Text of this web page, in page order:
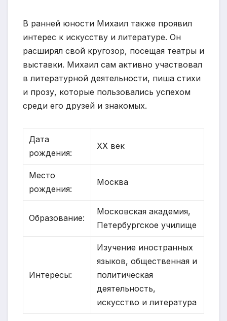
В ранней юности Михаил также проявил
интерес к искусству и литературе. Он
расширял свой кругозор, посещая театры и
выставки. Михаил сам активно участвовал
в литературной деятельности, пиша стихи
и прозу, которые пользовались успехом
среди его друзей и знакомых.
Дата
рождения:
XX век
Место
рождения:
Москва
Образование:
Московская академия,
Петербургское училище
Интересы:
Изучение иностранных
языков, общественная и
политическая
деятельность,
искусство и литература